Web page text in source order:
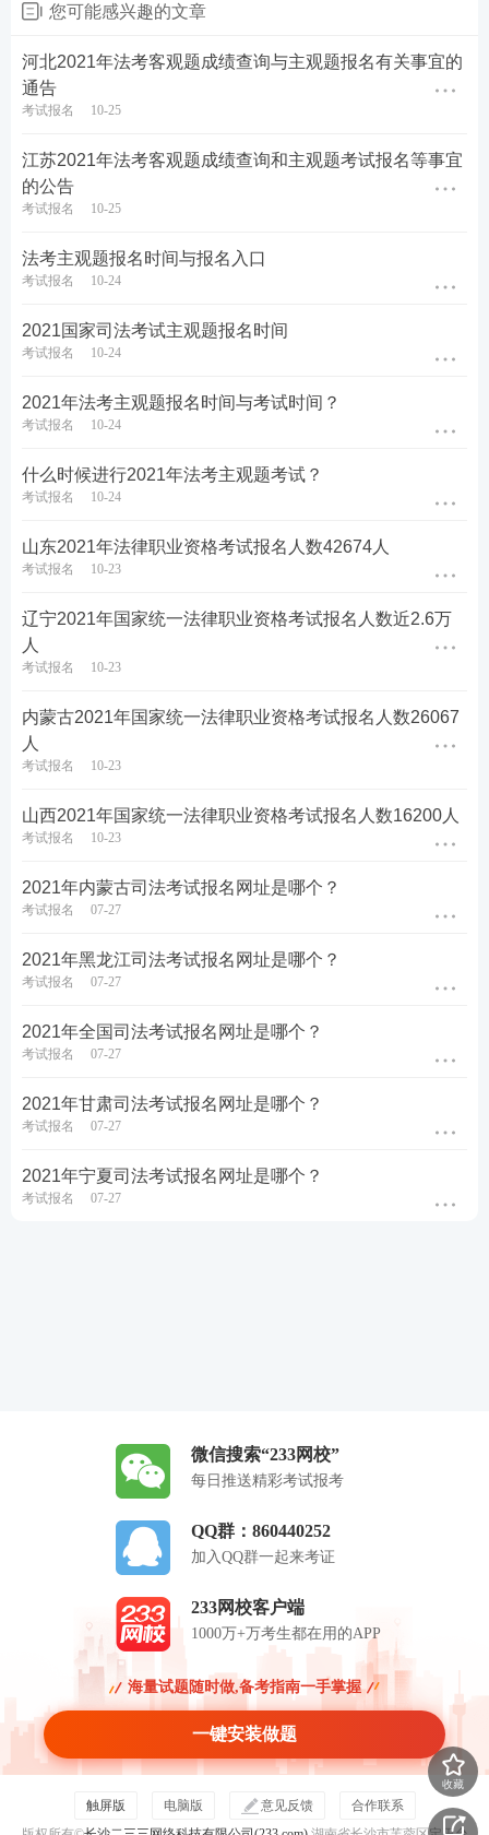
您可能感兴趣的文章
河北2021年法考客观题成绩查询与主观题报名有关事宜的
通告
考试报名 10-25
江苏2021年法考客观题成绩查询和主观题考试报名等事宜
的公告
考试报名 10-25
法考主观题报名时间与报名入口
考试报名 10-24
2021国家司法考试主观题报名时间
考试报名 10-24
2021年法考主观题报名时间与考试时间？
考试报名 10-24
什么时候进行2021年法考主观题考试？
考试报名 10-24
山东2021年法律职业资格考试报名人数42674人
考试报名 10-23
辽宁2021年国家统一法律职业资格考试报名人数近2.6万
人
考试报名 10-23
内蒙古2021年国家统一法律职业资格考试报名人数26067
人
考试报名 10-23
山西2021年国家统一法律职业资格考试报名人数16200人
考试报名 10-23
2021年内蒙古司法考试报名网址是哪个？
考试报名 07-27
2021年黑龙江司法考试报名网址是哪个？
考试报名 07-27
2021年全国司法考试报名网址是哪个？
考试报名 07-27
2021年甘肃司法考试报名网址是哪个？
考试报名 07-27
2021年宁夏司法考试报名网址是哪个？
考试报名 07-27
微信搜索“233网校”
每日推送精彩考试报考
QQ群：860440252
加入QQ群一起来考证
233网校客户端
1000万+万考生都在用的APP
海量试题随时做,备考指南一手掌握
一键安装做题
触屏版 电脑版 意见反馈
合作联系
收藏